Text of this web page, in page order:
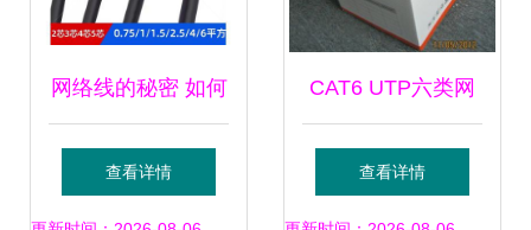
网络线的秘密 如何
影响你的在线体验
查看详情
CAT6 UTP六类网
线 0.56mm全铜双
查看详情